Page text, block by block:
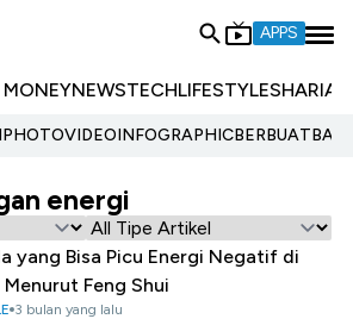
APPS
MONEYNEWSTECHLIFESTYLESHARIA
PHOTOVIDEOINFOGRAPHIC
energi
yang Bisa Picu Energi Negatif di
Menurut Feng Shui
3 bulan yang lalu